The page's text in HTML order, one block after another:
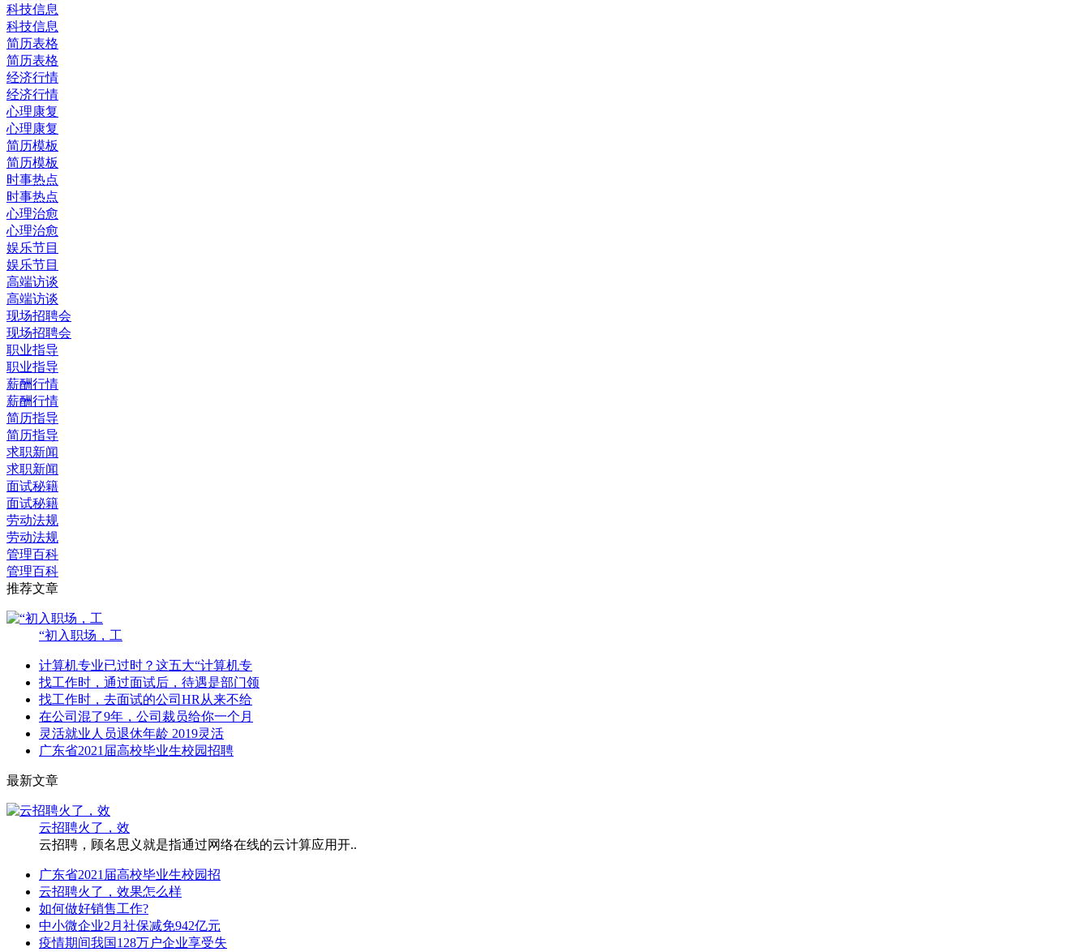
科技信息
科技信息
简历表格
简历表格
经济行情
经济行情
心理康复
心理康复
简历模板
简历模板
时事热点
时事热点
心理治愈
心理治愈
娱乐节目
娱乐节目
高端访谈
高端访谈
现场招聘会
现场招聘会
职业指导
职业指导
薪酬行情
薪酬行情
简历指导
简历指导
求职新闻
求职新闻
面试秘籍
面试秘籍
劳动法规
劳动法规
管理百科
管理百科
推荐文章
“初入职场，工
计算机专业已过时？这五大“计算机专
找工作时，通过面试后，待遇是部门领
找工作时，去面试的公司HR从来不给
在公司混了9年，公司裁员给你一个月
灵活就业人员退休年龄 2019灵活
广东省2021届高校毕业生校园招聘
最新文章
云招聘火了，效
云招聘，顾名思义就是指通过网络在线的云计算应用开..
广东省2021届高校毕业生校园招
云招聘火了，效果怎么样
如何做好销售工作?
中小微企业2月社保减免942亿元
疫情期间我国128万户企业享受失